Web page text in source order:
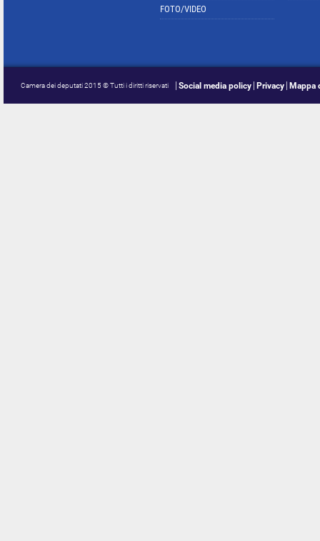
FOTO/VIDEO
Camera dei deputati 2015 © Tutti i diritti riservati Social media policy Privacy Mappa